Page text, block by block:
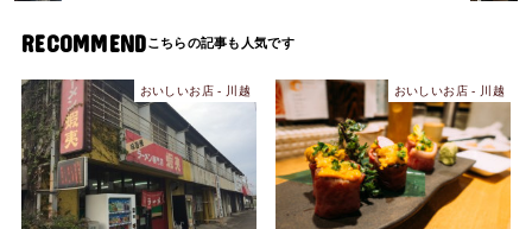
RECOMMEND
おいしいお店 - 川越 おいしいお店 - 川越